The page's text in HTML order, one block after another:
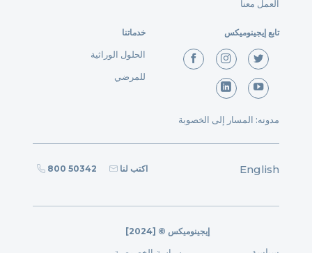
العمل معنا
خدماتنا
الحلول الوراثية
للمرضي
تابع إيجينوميكس
مدونه: المسار إلى الخصوبة
800 50342 اكتب لنا English
[2024] © إيجينوميكس